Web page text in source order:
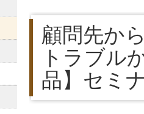
顧問先か
トラブル
品】セミ